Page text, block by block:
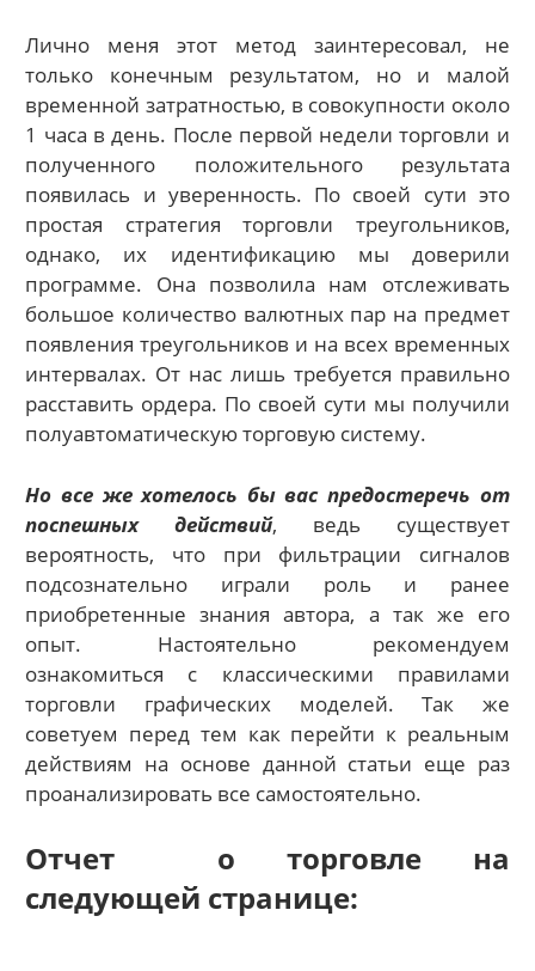
Лично меня этот метод заинтересовал, не
только конечным результатом, но и малой
временной затратностью, в совокупности около
1 часа в день. После первой недели торговли и
полученного положительного результата
появилась и уверенность. По своей сути это
простая стратегия торговли треугольников,
однако, их идентификацию мы доверили
программе. Она позволила нам отслеживать
большое количество валютных пар на предмет
появления треугольников и на всех временных
интервалах. От нас лишь требуется правильно
расставить ордера. По своей сути мы получили
полуавтоматическую торговую систему.
Но все же хотелось бы вас предостеречь от
поспешных действий, ведь существует
вероятность, что при фильтрации сигналов
подсознательно играли роль и ранее
приобретенные знания автора, а так же его
опыт. Настоятельно рекомендуем
ознакомиться с классическими правилами
торговли графических моделей. Так же
советуем перед тем как перейти к реальным
действиям на основе данной статьи еще раз
проанализировать все самостоятельно.
Отчет о торговле на
следующей странице: